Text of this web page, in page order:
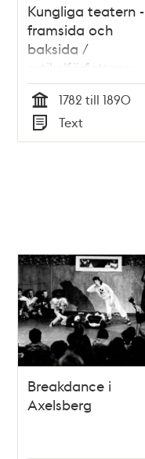
Kungliga teatern -
framsida och
baksida /
artikelförfattare:
Hans Öjmyr
Tid
1782 till 1890
Typ
Text
Breakdance i
Axelsberg